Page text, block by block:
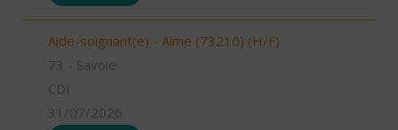
Aide-soignant(e) - Aime (73210) (H/F)
73 - Savoie
CDI
31/07/2026